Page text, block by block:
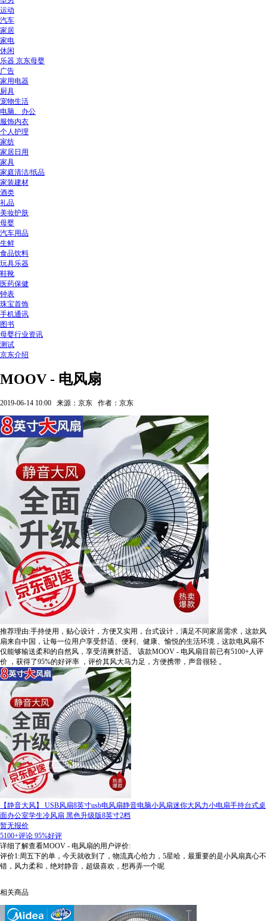
运动
汽车
家居
家电
休闲
乐器 京东母婴
广告
家用电器
厨具
宠物生活
电脑、办公
服饰内衣
个人护理
家纺
家居日用
家具
家庭清洁/纸品
家装建材
酒类
礼品
美妆护肤
母婴
汽车用品
生鲜
食品饮料
玩具乐器
鞋靴
医药保健
钟表
珠宝首饰
手机通讯
图书
母婴行业资讯
测试
京东介绍
MOOV - 电风扇
2019-06-14 10:00 来源：京东 作者：京东
推荐理由:手持使用，贴心设计，方便又实用，台式设计，满足不同家居需求，这款风
扇来自中国，让每一位用户享受舒适、便利、健康、愉悦的生活环境，这款电风扇不
仅能够输送柔和的自然风，享受清爽舒适。
该款MOOV - 电风扇目前已有5100+人评
价 ，获得了95%的好评率 ，评价其风大马力足，方便携带，声音很轻 。
【静音大风】 USB风扇8英寸usb电风扇静音电脑小风扇迷你大风力小电扇手持台式桌
面办公室学生冷风扇 黑色升级版8英寸2档
暂无报价
5100+评论 95%好评
详细了解查看MOOV - 电风扇的用户评价:
评价1:周五下的单，今天就收到了，物流真心给力，5星哈，最重要的是小风扇真心不
错，风力柔和，绝对静音，超级喜欢，想再弄一个呢
相关商品